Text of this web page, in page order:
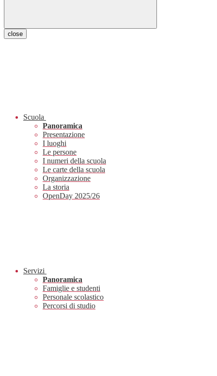
close
Scuola
Panoramica
Presentazione
I luoghi
Le persone
I numeri della scuola
Le carte della scuola
Organizzazione
La storia
OpenDay 2025/26
Servizi
Panoramica
Famiglie e studenti
Personale scolastico
Percorsi di studio